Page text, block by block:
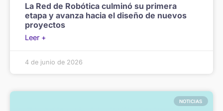
La Red de Robótica culminó su primera
etapa y avanza hacia el diseño de nuevos
proyectos
Leer +
4 de junio de 2026
NOTICIAS